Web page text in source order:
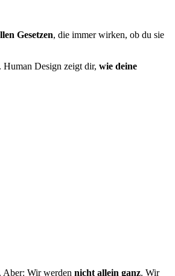
Gesetzen, die immer wirken, ob du sie
Human Design zeigt dir, wie deine
Aber: Wir werden nicht allein ganz. Wir